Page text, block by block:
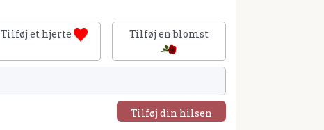
Tilføj et hjerte Tilføj en blomst
Tilføj din hilsen